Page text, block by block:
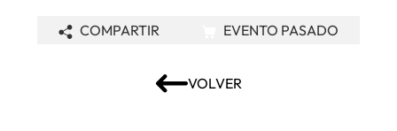
VOLVER
COMPARTIR EVENTO PASADO